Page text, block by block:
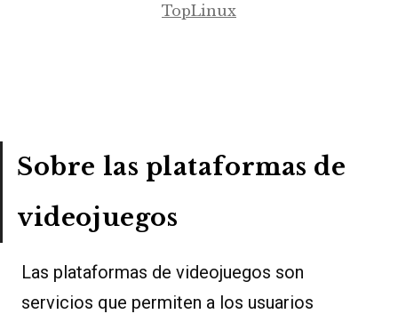
TopLinux
Sobre las plataformas de
videojuegos
Las plataformas de videojuegos son
servicios que permiten a los usuarios